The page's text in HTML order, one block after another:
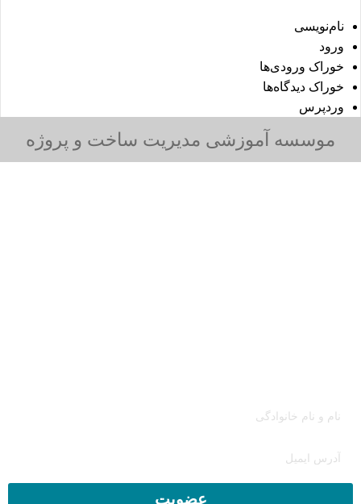
نام‌نویسی
ورود
خوراک ورودی‌ها
خوراک دیدگاه‌ها
وردپرس
موسسه آموزشی مدیریت ساخت و پروژه
عضویت